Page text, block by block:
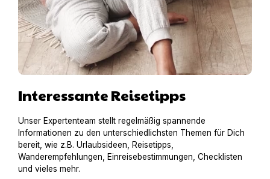
Interessante Reisetipps
Unser Expertenteam stellt regelmäßig spannende
Informationen zu den unterschiedlichsten Themen für Dich
bereit, wie z.B. Urlaubsideen, Reisetipps,
Wanderempfehlungen, Einreisebestimmungen, Checklisten
und vieles mehr.